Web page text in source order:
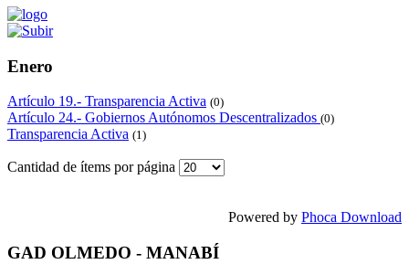
Enero
Artículo 19.- Transparencia Activa (0)
Artículo 24.- Gobiernos Autónomos Descentralizados (0)
Transparencia Activa (1)
Cantidad de ítems por página
Powered by Phoca Download
GAD OLMEDO - MANABÍ